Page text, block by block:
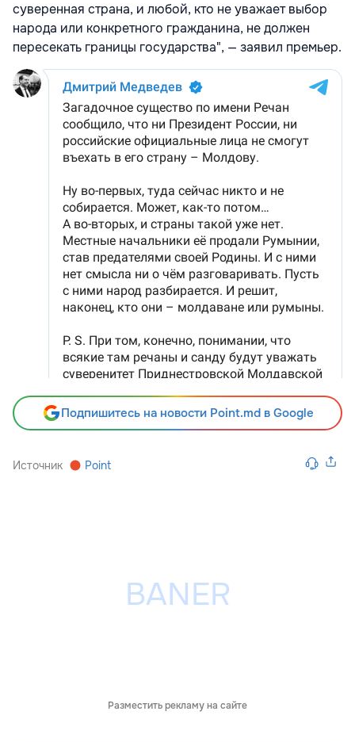
суверенная страна, и любой, кто не уважает выбор
народа или конкретного гражданина, не должен
пересекать границы государства", — заявил премьер.
Подпишитесь на новости Point.md в Google
Источник Point
Разместить рекламу на сайте